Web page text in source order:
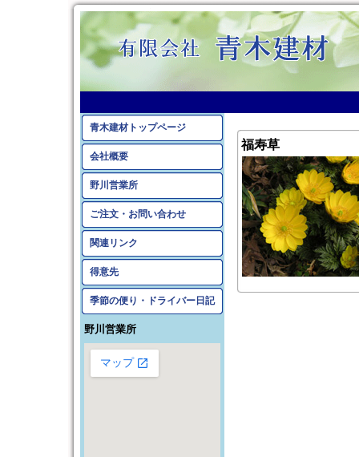
青木建材トップページ
会社概要
野川営業所
ご注文・お問い合わせ
関連リンク
得意先
季節の便り・ドライバー日記
野川営業所
福寿草